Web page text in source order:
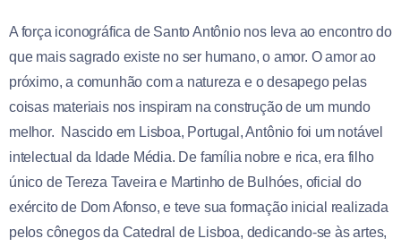
A força iconográfica de Santo Antônio nos leva ao encontro do
que mais sagrado existe no ser humano, o amor. O amor ao
próximo, a comunhão com a natureza e o desapego pelas
coisas materiais nos inspiram na construção de um mundo
melhor. Nascido em Lisboa, Portugal, Antônio foi um notável
intelectual da Idade Média. De família nobre e rica, era filho
único de Tereza Taveira e Martinho de Bulhóes, oficial do
exército de Dom Afonso, e teve sua formação inicial realizada
pelos cônegos da Catedral de Lisboa, dedicando-se às artes,